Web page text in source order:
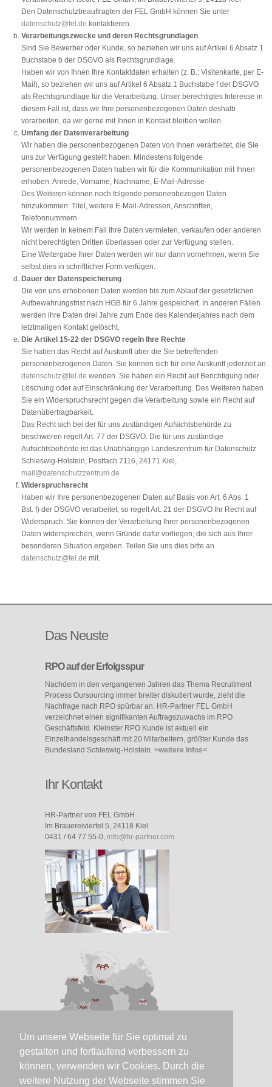
Um unsere Webseite für Sie optimal zu
gestalten und fortlaufend verbessern zu
können, verwenden wir Cookies. Durch die
weitere Nutzung der Webseite stimmen Sie
Den Datenschutzbeauftragten der FEL GmbH können Sie unter
datenschutz@fel.de kontaktieren.
Verarbeitungszwecke und deren Rechtsgrundlagen
Sind Sie Bewerber oder Kunde, so beziehen wir uns auf Artikel 6 Absatz 1
Buchstabe b der DSGVO als Rechtsgrundlage.
Haben wir von Ihnen Ihre Kontaktdaten erhalten (z. B.: Visitenkarte, per E-
Mail), so beziehen wir uns auf Artikel 6 Absatz 1 Buchstabe f der DSGVO
als Rechtsgrundlage für die Verarbeitung. Unser berechtigtes Interesse in
diesem Fall ist, dass wir Ihre personenbezogenen Daten deshalb
verarbeiten, da wir gerne mit Ihnen in Kontakt bleiben wollen.
Umfang der Datenverarbeitung
Wir haben die personenbezogenen Daten von Ihnen verarbeitet, die Sie
uns zur Verfügung gestellt haben. Mindestens folgende
personenbezogenen Daten haben wir für die Kommunikation mit Ihnen
erhoben: Anrede, Vorname, Nachname, E-Mail-Adresse
Des Weiteren können noch folgende personenbezogen Daten
hinzukommen: Titel, weitere E-Mail-Adressen, Anschriften,
Telefonnummern
Wir werden in keinem Fall Ihre Daten vermieten, verkaufen oder anderen
nicht berechtigten Dritten überlassen oder zur Verfügung stellen.
Eine Weitergabe Ihrer Daten werden wir nur dann vornehmen, wenn Sie
selbst dies in schriftlicher Form verfügen.
Dauer der Datenspeicherung
Die von uns erhobenen Daten werden bis zum Ablauf der gesetzlichen
Aufbewahrungsfrist nach HGB für 6 Jahre gespeichert. In anderen Fällen
werden ihre Daten drei Jahre zum Ende des Kalenderjahres nach dem
letztmaligen Kontakt gelöscht.
Die Artikel 15-22 der DSGVO regeln Ihre Rechte
Sie haben das Recht auf Auskunft über die Sie betreffenden
personenbezogenen Daten. Sie können sich für eine Auskunft jederzeit an
datenschutz@fel.de wenden. Sie haben ein Recht auf Berichtigung oder
Löschung oder auf Einschränkung der Verarbeitung. Des Weiteren haben
Sie ein Widerspruchsrecht gegen die Verarbeitung sowie ein Recht auf
Datenübertragbarkeit.
Das Recht sich bei der für uns zuständigen Aufsichtsbehörde zu
beschweren regelt Art. 77 der DSGVO. Die für uns zuständige
Aufsichtsbehörde ist das Unabhängige Landeszentrum für Datenschutz
Schleswig-Holstein, Postfach 7116, 24171 Kiel,
mail@datenschutzzentrum.de
Widerspruchsrecht
Haben wir Ihre personenbezogenen Daten auf Basis von Art. 6 Abs. 1
Bst. f) der DSGVO verarbeitet, so regelt Art. 21 der DSGVO Ihr Recht auf
Widerspruch. Sie können der Verarbeitung Ihrer personenbezogenen
Daten widersprechen, wenn Gründe dafür vorliegen, die sich aus Ihrer
besonderen Situation ergeben. Teilen Sie uns dies bitte an
datenschutz@fel.de mit.
Das Neuste
RPO auf der Erfolgsspur
Nachdem in den vergangenen Jahren das Thema Recruitment
Process Oursourcing immer breiter diskutiert wurde, zieht die
Nachfrage nach RPO spürbar an. HR-Partner FEL GmbH
verzeichnet einen signifikanten Auftragszuwachs im RPO
Geschäftsfeld. Kleinster RPO Kunde ist aktuell ein
Einzelhandelsgeschäft mit 20 Mitarbeitern, größter Kunde das
Bundesland Schleswig-Holstein.>weitere Infos<
Ihr Kontakt
HR-Partner von FEL GmbH
Im Brauereiviertel 5, 24118 Kiel
0431 / 64 77 55-0, info@hr-partner.com